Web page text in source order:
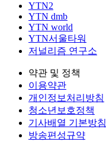
YTN2
YTN dmb
YTN world
YTN서울타워
저널리즘 연구소
약관 및 정책
이용약관
개인정보처리방침
청소년보호정책
기사배열 기본방침
방송편성규약